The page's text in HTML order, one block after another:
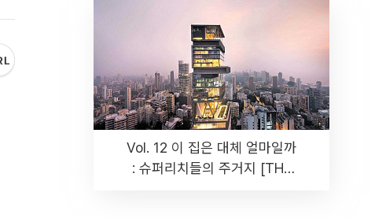
Vol. 12 이 집은 대체 얼마일까
: 슈퍼리치들의 주거지 [THE